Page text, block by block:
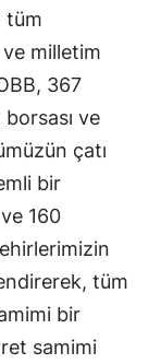
tüm
milletim
367
ve
çatı
bir
160
tüm
bir
samimi